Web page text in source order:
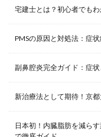
宅建士とは？初心者でも
PMSの原因と対処法：症
副鼻腔炎完全ガイド：症
新治療法として期待！京
日本初！内臓脂肪を減ら